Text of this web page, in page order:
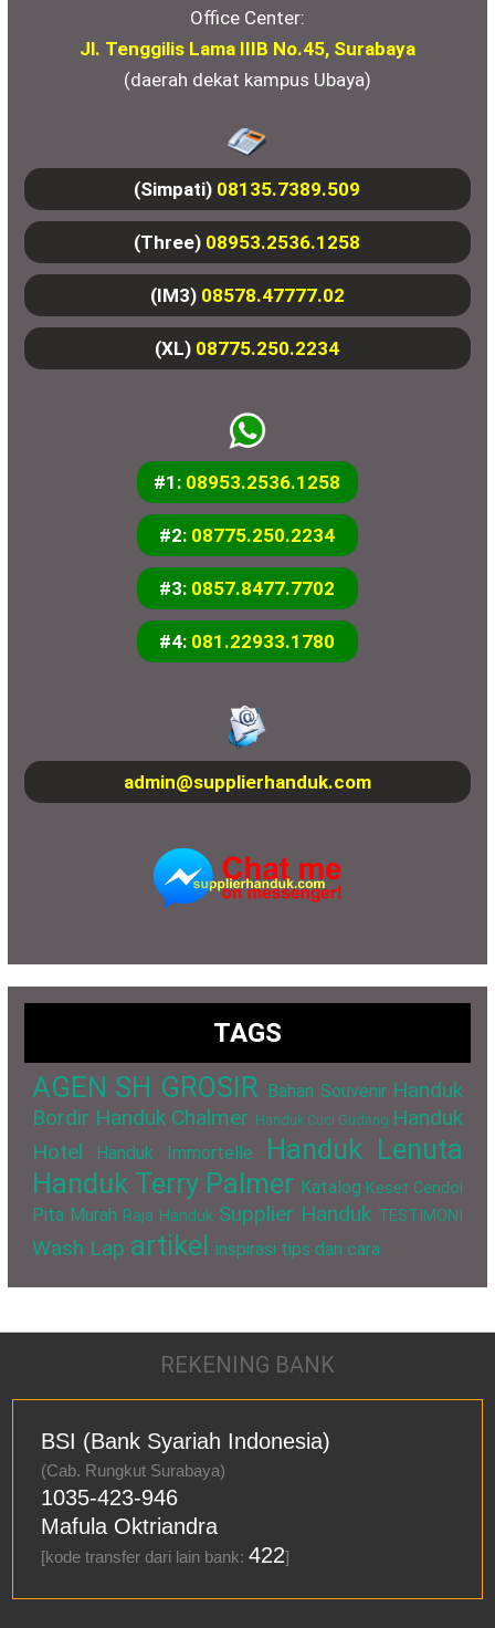
Office Center:
Jl. Tenggilis Lama IIIB No.45, Surabaya
(daerah dekat kampus Ubaya)
(Simpati) 08135.7389.509
(Three) 08953.2536.1258
(IM3) 08578.47777.02
(XL) 08775.250.2234
#1: 08953.2536.1258
#2: 08775.250.2234
#3: 0857.8477.7702
#4: 081.22933.1780
admin@supplierhanduk.com
TAGS
AGEN SH GROSIR Bahan Souvenir Handuk
Bordir Handuk Chalmer Handuk Cuci Gudang Handuk
Hotel
Handuk Immortelle
Handuk Lenuta
Handuk Terry Palmer Katalog Keset Cendol
Pita Murah Raja Handuk Supplier Handuk TESTIMONI
Wash Lap artikel inspirasi tips dan cara
REKENING BANK
BSI (Bank Syariah Indonesia)
(Cab. Rungkut Surabaya)
1035-423-946
Mafula Oktriandra
[kode transfer dari lain bank:422]